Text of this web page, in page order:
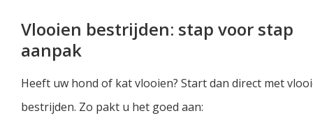
Vlooien bestrijden: stap voor stap
aanpak
Heeft uw hond of kat vlooien? Start dan direct met
bestrijden. Zo pakt u het goed aan: